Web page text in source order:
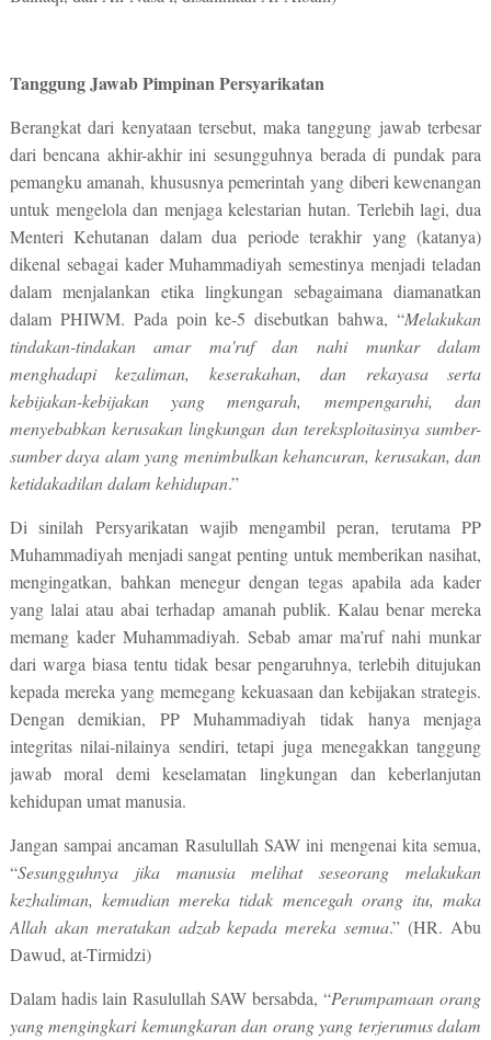
Tanggung Jawab Pimpinan Persyarikatan
Berangkat dari kenyataan tersebut, maka tanggung jawab terbesar
dari bencana akhir-akhir ini sesungguhnya berada di pundak para
pemangku amanah, khususnya pemerintah yang diberi kewenangan
untuk mengelola dan menjaga kelestarian hutan. Terlebih lagi, dua
Menteri Kehutanan dalam dua periode terakhir yang (katanya)
dikenal sebagai kader Muhammadiyah semestinya menjadi teladan
dalam menjalankan etika lingkungan sebagaimana diamanatkan
dalam PHIWM. Pada poin ke-5 disebutkan bahwa, “Melakukan
tindakan-tindakan amar ma'ruf dan nahi munkar dalam
menghadapi kezaliman, keserakahan, dan rekayasa serta
kebijakan-kebijakan yang mengarah, mempengaruhi, dan
menyebabkan kerusakan lingkungan dan tereksploitasinya sumber-
sumber daya alam yang menimbulkan kehancuran, kerusakan, dan
ketidakadilan dalam kehidupan.”
Di sinilah Persyarikatan wajib mengambil peran, terutama PP
Muhammadiyah menjadi sangat penting untuk memberikan nasihat,
mengingatkan, bahkan menegur dengan tegas apabila ada kader
yang lalai atau abai terhadap amanah publik. Kalau benar mereka
memang kader Muhammadiyah. Sebab amar ma’ruf nahi munkar
dari warga biasa tentu tidak besar pengaruhnya, terlebih ditujukan
kepada mereka yang memegang kekuasaan dan kebijakan strategis.
Dengan demikian, PP Muhammadiyah tidak hanya menjaga
integritas nilai-nilainya sendiri, tetapi juga menegakkan tanggung
jawab moral demi keselamatan lingkungan dan keberlanjutan
kehidupan umat manusia.
Jangan sampai ancaman Rasulullah SAW ini mengenai kita semua,
“Sesungguhnya jika manusia melihat seseorang melakukan
kezhaliman, kemudian mereka tidak mencegah orang itu, maka
Allah akan meratakan adzab kepada mereka semua.” (HR. Abu
Dawud, at-Tirmidzi)
Dalam hadis lain Rasulullah SAW bersabda,“Perumpamaan orang
yang mengingkari kemungkaran dan orang yang terjerumus dalam